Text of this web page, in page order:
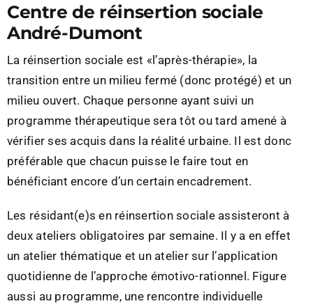
Centre de réinsertion sociale
André-Dumont
La réinsertion sociale est «l’après-thérapie», la
transition entre un milieu fermé (donc protégé) et un
milieu ouvert. Chaque personne ayant suivi un
programme thérapeutique sera tôt ou tard amené à
vérifier ses acquis dans la réalité urbaine. Il est donc
préférable que chacun puisse le faire tout en
bénéficiant encore d’un certain encadrement.
Les résidant(e)s en réinsertion sociale assisteront à
deux ateliers obligatoires par semaine. Il y a en effet
un atelier thématique et un atelier sur l’application
quotidienne de l’approche émotivo-rationnel. Figure
aussi au programme, une rencontre individuelle